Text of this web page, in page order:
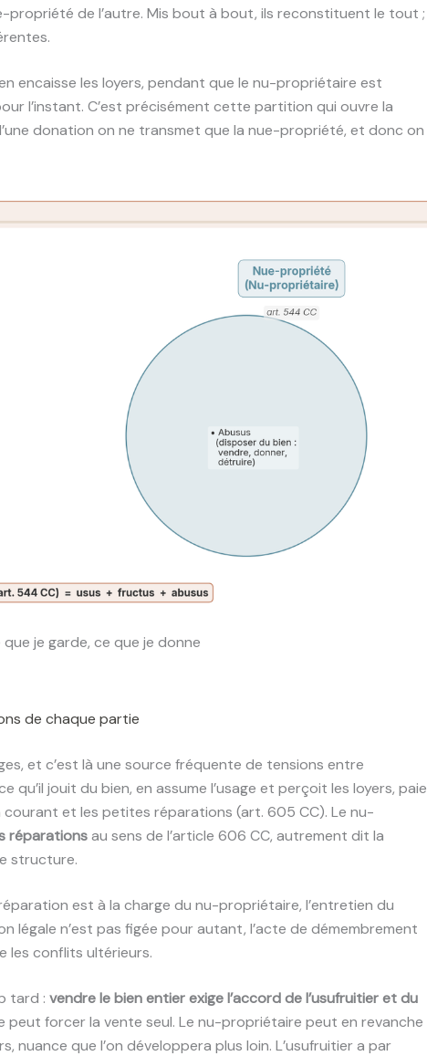
propriété de l’autre. Mis bout à bout, ils reconstituent le tout ;
encaisse les loyers, pendant que le nu-propriétaire est
l’instant. C’est précisément cette partition qui ouvre la
donation on ne transmet que la nue-propriété, et donc on
je garde, ce que je donne
de chaque partie
et c’est là une source fréquente de tensions entre
jouit du bien, en assume l’usage et perçoit les loyers, paie
et les petites réparations (art. 605 CC). Le nu-
réparationsau sens de l’article 606 CC, autrement dit la
structure.
est à la charge du nu-propriétaire, l’entretien du
légale n’est pas figée pour autant, l’acte de démembrement
les conflits ultérieurs.
tard : vendre le bien entier exige l’accord de l’usufruitier et du
peut forcer la vente seul. Le nu-propriétaire peut en revanche
que l’on développera plus loin. L’usufruitier a par